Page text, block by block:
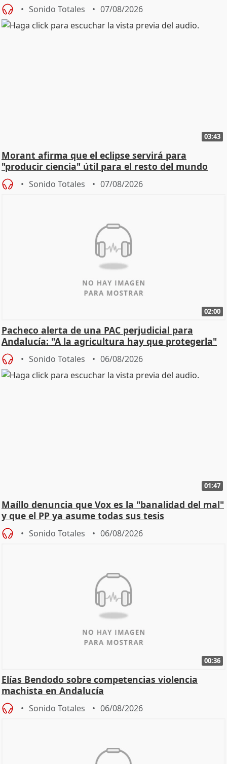
Sonido Totales 07/08/2026
03:43
Morant afirma que el eclipse servirá para
"producir ciencia" útil para el resto del mundo
Sonido Totales 07/08/2026
02:00
Pacheco alerta de una PAC perjudicial para
Andalucía: "A la agricultura hay que protegerla"
Sonido Totales 06/08/2026
01:47
Maíllo denuncia que Vox es la "banalidad del mal"
y que el PP ya asume todas sus tesis
Sonido Totales 06/08/2026
00:36
Elías Bendodo sobre competencias violencia
machista en Andalucía
Sonido Totales 06/08/2026